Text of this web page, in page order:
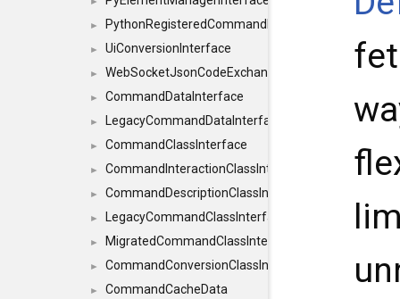
► PythonRegisteredCommandIdsInterface
► UiConversionInterface
► WebSocketJsonCodeExchangerInterface
► CommandDataInterface
► LegacyCommandDataInterface
► CommandClassInterface
► CommandInteractionClassInterface
► CommandDescriptionClassInterface
► LegacyCommandClassInterface
► MigratedCommandClassInterface
► CommandConversionClassInterface
► CommandCacheData